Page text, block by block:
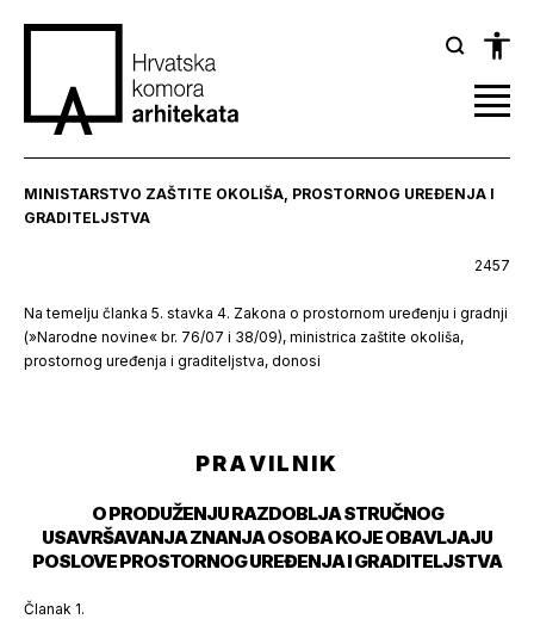
MINISTARSTVO ZAŠTITE OKOLIŠA, PROSTORNOG UREĐENJA I
GRADITELJSTVA
2457
Na temelju članka 5. stavka 4. Zakona o prostornom uređenju i gradnji
(»Narodne novine« br. 76/07 i 38/09), ministrica zaštite okoliša,
prostornog uređenja i graditeljstva, donosi
P R A V I L N I K
O PRODUŽENJU RAZDOBLJA STRUČNOG
USAVRŠAVANJA ZNANJA OSOBA KOJE OBAVLJAJU
POSLOVE PROSTORNOG UREĐENJA I GRADITELJSTVA
Članak 1.